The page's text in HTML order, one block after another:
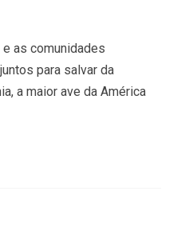
as comunidades
para salvar da
a maior ave da América